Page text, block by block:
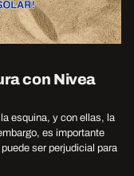
con Nivea
esquina, y con ellas, la
es importante
ser perjudicial para